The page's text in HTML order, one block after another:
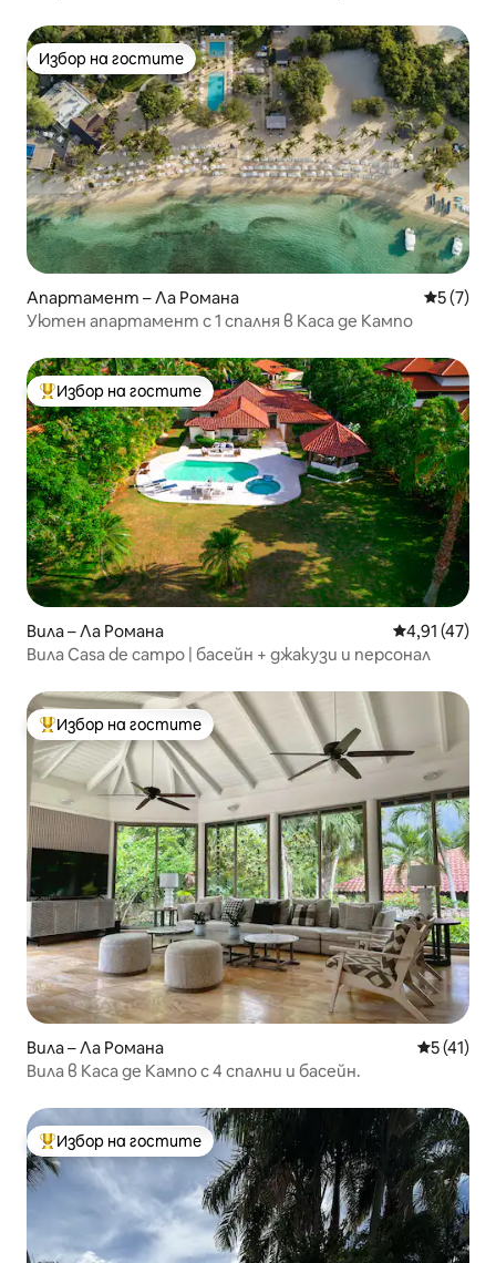
Избор на гостите
Избор на гостите
Апартамент – Ла Романа Средна
5 (7)
Уютен апартамент с 1 спалня в Каса де Кампо
Най-популярен избор на гостите
Избор на гостите
Вила – Ла Романа Средна
4,91 (47)
Вила Casa de campo | басейн + джакузи и персонал
Най-популярен избор на гостите
Избор на гостите
Вила – Ла Романа Средна
5 (41)
Вила в Каса де Кампо с 4 спални и басейн.
Най-популярен избор на гостите
Избор на гостите